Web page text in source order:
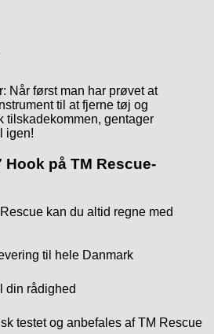
Når først man har prøvet at
til at fjerne tøj og
tilskadekommen, gentager
igen!
på TM Rescue-
kan du altid regne med
til hele Danmark
din rådighed
testet og anbefales af TM Rescue